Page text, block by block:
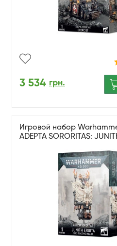
3 534 грн.
Игровой набор
ADEPTA SORORITAS: